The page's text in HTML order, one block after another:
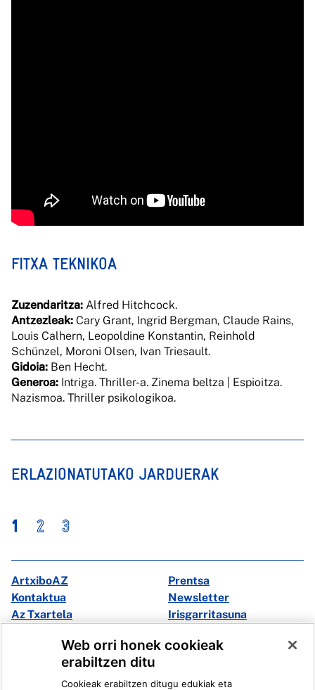
FITXA TEKNIKOA
Zuzendaritza: Alfred Hitchcock.
Antzezleak: Cary Grant, Ingrid Bergman, Claude Rains,
Louis Calhern, Leopoldine Konstantin, Reinhold
Schünzel, Moroni Olsen, Ivan Triesault.
Gidoia: Ben Hecht.
Generoa: Intriga. Thriller-a. Zinema beltza | Espioitza.
Nazismoa. Thriller psikologikoa.
ERLAZIONATUTAKO JARDUERAK
1 2 3
ArtxiboAZ
Prentsa
Kontaktua
Newsletter
Az Txartela
Irisgarritasuna
Web orri honek cookieak
erabiltzen ditu
Cookieak erabiltzen ditugu edukiak eta